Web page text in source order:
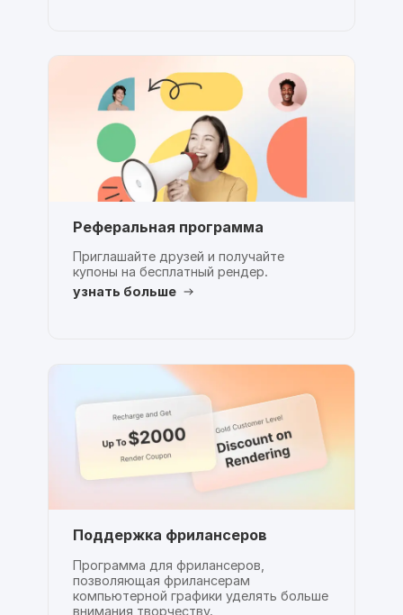
Реферальная программа
Приглашайте друзей и получайте
купоны на бесплатный рендер.
узнать больше
Поддержка фрилансеров
Программа для фрилансеров,
позволяющая фрилансерам
компьютерной графики уделять больше
внимания творчеству.